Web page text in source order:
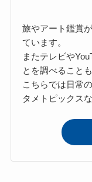
旅やアート鑑賞
ています。
またテレビや
とを調べること
こちらでは日常
タメトピックス